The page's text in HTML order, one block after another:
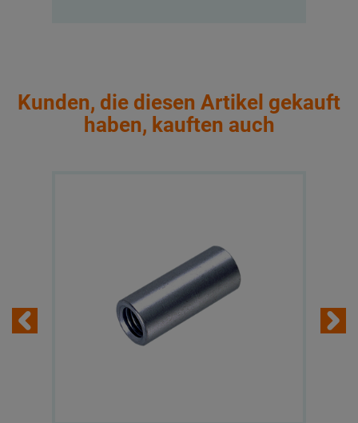
Kunden, die diesen Artikel gekauft
haben, kauften auch